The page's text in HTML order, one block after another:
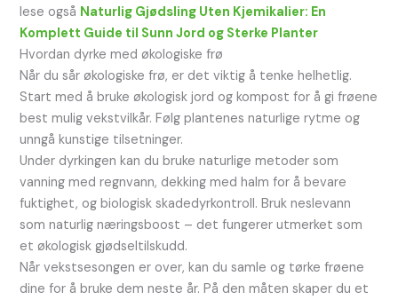
lese også Naturlig Gjødsling Uten Kjemikalier: En
Komplett Guide til Sunn Jord og Sterke Planter
Hvordan dyrke med økologiske frø
Når du sår økologiske frø, er det viktig å tenke helhetlig.
Start med å bruke økologisk jord og kompost for å gi frøene
best mulig vekstvilkår. Følg plantenes naturlige rytme og
unngå kunstige tilsetninger.
Under dyrkingen kan du bruke naturlige metoder som
vanning med regnvann, dekking med halm for å bevare
fuktighet, og biologisk skadedyrkontroll. Bruk neslevann
som naturlig næringsboost – det fungerer utmerket som
et økologisk gjødseltilskudd.
Når vekstsesongen er over, kan du samle og tørke frøene
dine for å bruke dem neste år. På den måten skaper du et